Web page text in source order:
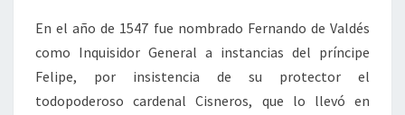
En el año de 1547 fue nombrado Fernando de Valdés
como Inquisidor General a instancias del príncipe
Felipe, por insistencia de su protector el
todopoderoso cardenal Cisneros, que lo llevó en